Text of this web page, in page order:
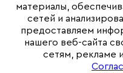
©ILM 2009-2026. Все права
Представленная на сайте
носит информационный
материалы,
сетей и
предоставляем
нашего веб-сайта
сетям, рекламе